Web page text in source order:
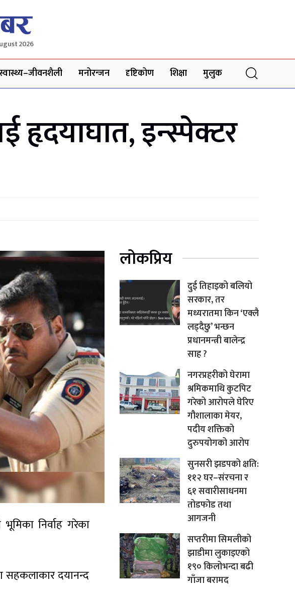
2026
मनोरन्जन दृष्टिकोण शिक्षा मुलुक
हृदयाघात, इन्स्पेक्टर
निर्वाह गरेका
सहकलाकार दयानन्द
लोकप्रिय
दुई तिहाइको बलियो
सरकार, तर
मध्यरातमा किन ‘एक्लै
लड्दैछु’ भन्छन
प्रधानमन्त्री बालेन्द्र
साह ?
नगरप्रहरीको घेरामा
श्रमिकमाथि कुटपिट
गरेको आरोपले घेरिए
गौशालाका मेयर,
पदीय शक्तिको
दुरुपयोगको आरोप
सुनसरी झडपको क्षति:
११२ घर–संरचना र
६१ सवारीसाधनमा
तोडफोड तथा
आगजनी
सप्तरीमा सिमलीको
झाडीमा लुकाइएको
१९० किलोभन्दा बढी
गाँजा बरामद